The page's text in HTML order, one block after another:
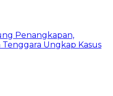
Penangkapan,
Ungkap Kasus